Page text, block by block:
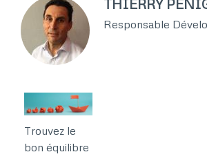
THIERRY
Responsable
Trouvez le
bon équilibre